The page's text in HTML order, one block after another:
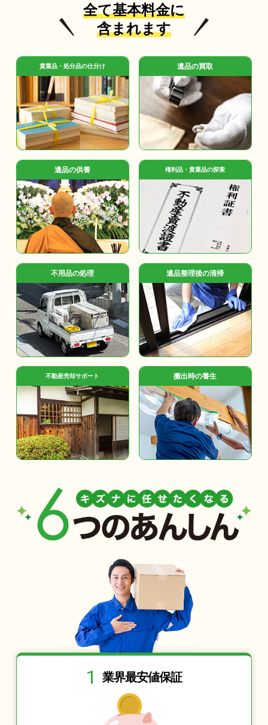
全て基本料金に
含まれます
貴重品・処分品の仕分け 遺品の買取
遺品の供養 権利品・貴重品の探索
不用品の処理 遺品整理後の清掃
不動産売却サポート 搬出時の養生
1 業界最安値保証